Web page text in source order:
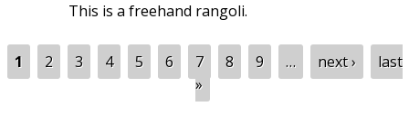
This is a freehand rangoli.
Pages
1 2 3 4 5 6 7 8 9 … next ›
last
»